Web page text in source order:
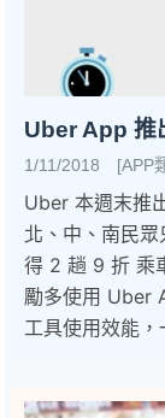
Uber App 推
1/11/2018 [APP
Uber 本週末推
北、中、南民
得 2 趟 9 折 乘
勵多使用 Uber
工具使用效能，